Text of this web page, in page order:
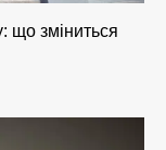
що зміниться